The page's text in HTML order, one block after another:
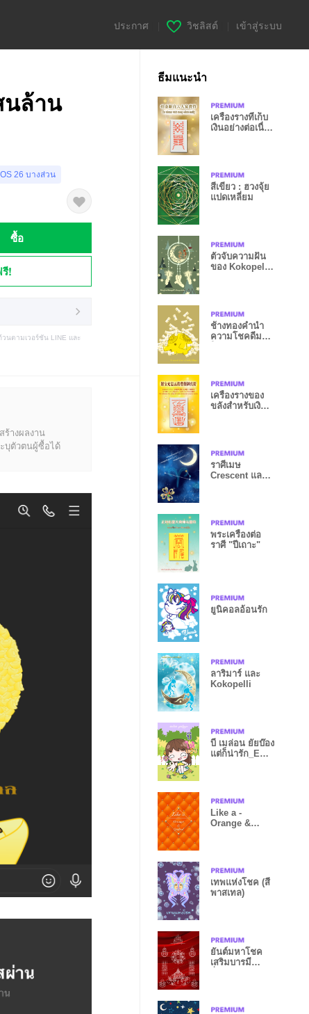
ประกาศ วิชลิสต์ เข้าสู่ระบบ
นล้าน
26 บางส่วน
ซื้อ
!
นตามเวอร์ชัน LINE และ
ร้างผลงาน
บุตัวตนผู้ซื้อได้
ธีมแนะนำ
เครื่องรางที่เก็บ
เงินอย่างต่อเนื่อง
สีเขียว : ฮวงจุ้ย
แปดเหลี่ยม
ตัวจับความฝัน
ของ Kokopelli
ช้างทองคำนำ
ความโชคดีมา
เครื่องรางของ
ขลังสำหรับเงิน
ราศีเมษ
Crescent และ
พระเครื่องต่อ
ราศี "ปีเถาะ"
ยูนิคอลอ้อนรัก
ลาริมาร์ และ
Kokopelli
บี เมล่อน ยัยบ๊อง
แต่ก็น่ารัก_E
Like a -
Orange &
เทพแห่งโชค (สี
พาสเทล)
ยันต์มหาโชค
เสริมบารมี